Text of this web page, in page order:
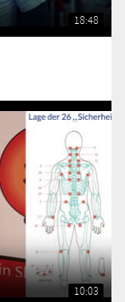
18:48
10:03